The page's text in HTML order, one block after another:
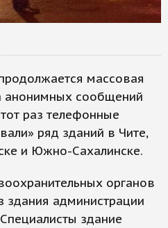
массовая
анонимных сообщений
раз телефонные
ряд зданий в Чите,
и Южно-Сахалинске.
органов
здания администрации
здание